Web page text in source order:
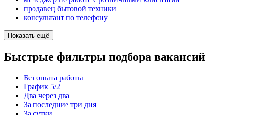
продавец бытовой техники
консультант по телефону
Показать ещё
Быстрые фильтры подбора вакансий
Без опыта работы
График 5/2
Два через два
За последние три дня
За сутки